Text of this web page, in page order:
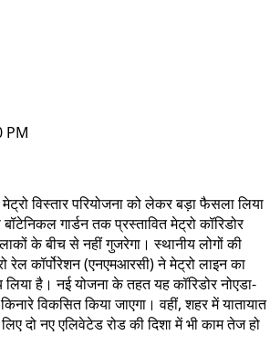
PM
मेट्रो विस्तार परियोजना को लेकर बड़ा फैसला लिया
गार्डन तक प्रस्तावित मेट्रो कॉरिडोर
के बीच से नहीं गुजरेगा। स्थानीय लोगों की
रेल कॉर्पोरेशन (एनएमआरसी) ने मेट्रो लाइन का
है। नई योजना के तहत यह कॉरिडोर नोएडा-
विकसित किया जाएगा। वहीं, शहर में यातायात
दो नए एलिवेटेड रोड की दिशा में भी काम तेज हो